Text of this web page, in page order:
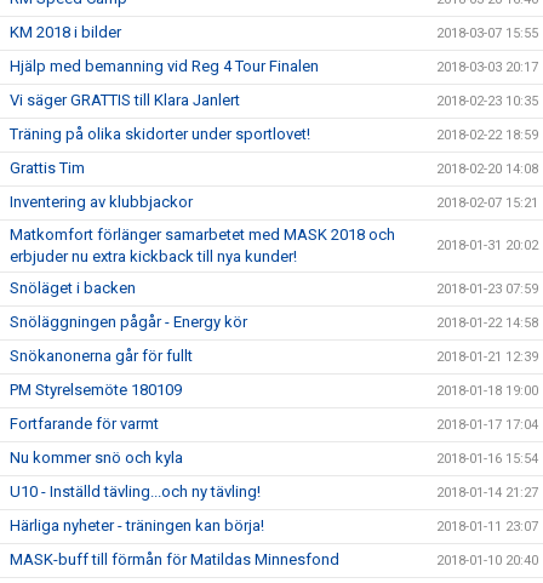
KM 2018 i bilder 2018-03-07 15:55
Hjälp med bemanning vid Reg 4 Tour Finalen 2018-03-03 20:17
Vi säger GRATTIS till Klara Janlert 2018-02-23 10:35
Träning på olika skidorter under sportlovet! 2018-02-22 18:59
Grattis Tim 2018-02-20 14:08
Inventering av klubbjackor 2018-02-07 15:21
Matkomfort förlänger samarbetet med MASK 2018 och
erbjuder nu extra kickback till nya kunder!
2018-01-31 20:02
Snöläget i backen 2018-01-23 07:59
Snöläggningen pågår - Energy kör 2018-01-22 14:58
Snökanonerna går för fullt 2018-01-21 12:39
PM Styrelsemöte 180109 2018-01-18 19:00
Fortfarande för varmt 2018-01-17 17:04
Nu kommer snö och kyla 2018-01-16 15:54
U10 - Inställd tävling...och ny tävling! 2018-01-14 21:27
Härliga nyheter - träningen kan börja! 2018-01-11 23:07
MASK-buff till förmån för Matildas Minnesfond 2018-01-10 20:40